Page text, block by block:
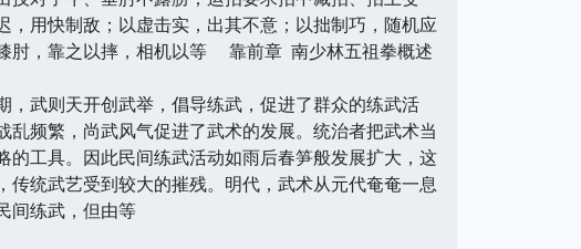
用快制敌；以虚击实，出其不意；以拙制巧，随机应
肘，靠之以摔，相机以等
靠前章 南少林五祖拳概述
武则天开创武举，倡导练武，促进了群众的练武活
频繁，尚武风气促进了武术的发展。统治者把武术当
工具。因此民间练武活动如雨后春笋般发展扩大，这
统武艺受到较大的摧残。明代，武术从元代奄奄一息
间练武，但由等